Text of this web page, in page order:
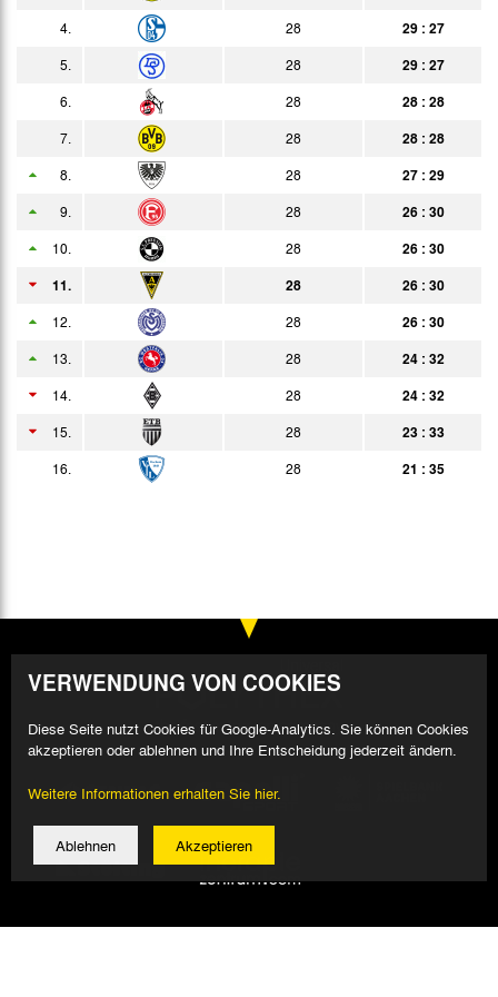
04.05.
Bericht
08.05.
Bericht
25.05.
Bericht
15.06.
Bericht
23.06.
Bericht
29.06.
Bericht
4.
28
29 : 27
5.
28
29 : 27
6.
28
28 : 28
7.
28
28 : 28
8.
28
27 : 29
9.
28
26 : 30
10.
28
26 : 30
11.
28
26 : 30
12.
28
26 : 30
13.
28
24 : 32
14.
28
24 : 32
15.
28
23 : 33
16.
28 21 : 35
VERWENDUNG VON COOKIES
Diese Seite nutzt Cookies für Google-Analytics. Sie können Cookies
akzeptieren oder ablehnen und Ihre Entscheidung jederzeit ändern.
Weitere Informationen erhalten Sie hier.
Ablehnen Akzeptieren